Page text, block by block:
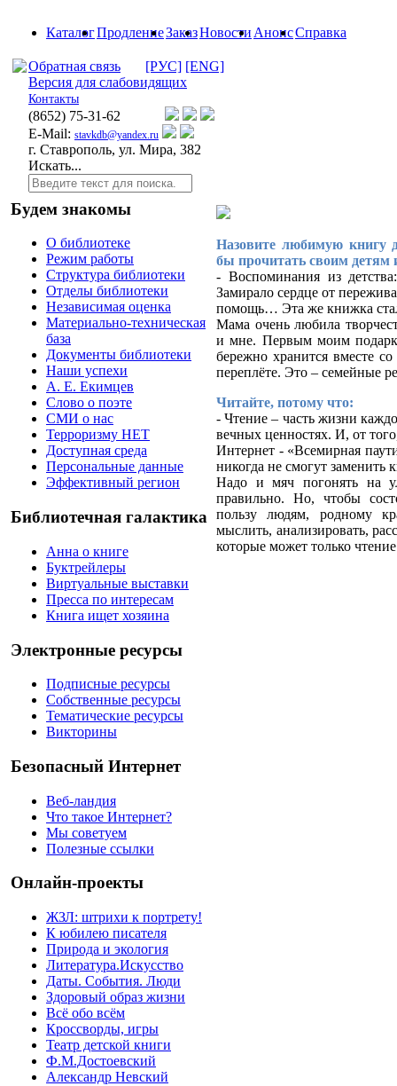
КаталогПродлениеЗаказНовости АнонсСправка
Обратная связь [РУС] [ENG]
Версия для слабовидящих
Контакты
(8652) 75-31-62
E-Mail: stavkdb@yandex.ru
г. Ставрополь, ул. Мира, 382
Искать...
Будем знакомы
О библиотеке
Режим работы
Структура библиотеки
Отделы библиотеки
Независимая оценка
Материально-техническая
база
Документы библиотеки
Наши успехи
А. Е. Екимцев
Слово о поэте
СМИ о нас
Терроризму НЕТ
Доступная среда
Персональные данные
Эффективный регион
Библиотечная галактика
Анна о книге
Буктрейлеры
Виртуальные выставки
Пресса по интересам
Книга ищет хозяина
Электронные ресурсы
Подписные ресурсы
Собственные ресурсы
Тематические ресурсы
Викторины
Безопасный Интернет
Веб-ландия
Что такое Интернет?
Мы советуем
Полезные ссылки
Онлайн-проекты
ЖЗЛ: штрихи к портрету!
К юбилею писателя
Природа и экология
Литература.Искусство
Даты. События. Люди
Здоровый образ жизни
Всё обо всём
Кроссворды, игры
Театр детской книги
Ф.М.Достоевский
Александр Невский
Назовите любимую книгу
бы прочитать своим детям
- Воспоминания из
Замирало сердце от
помощь… Эта же книжка
Мама очень любила
и мне. Первым моим
бережно хранится вместе
переплёте. Это – семейные
Читайте, потому что:
- Чтение – часть жизни
вечных ценностях. И, от
Интернет - «Всемирная
никогда не смогут заменить
Надо и мяч погонять на
правильно. Но, чтобы
пользу людям, родному
мыслить, анализировать,
которые может только